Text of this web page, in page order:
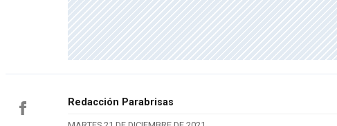
Redacción Parabrisas